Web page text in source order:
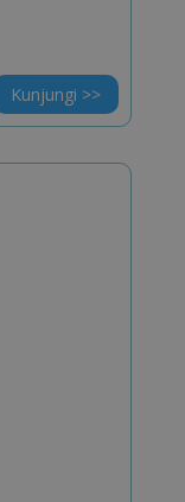
Kunjungi >>